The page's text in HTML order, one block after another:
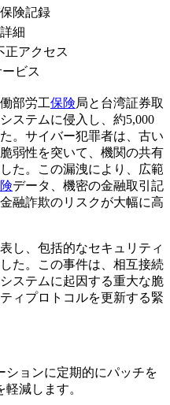
険記録
細
正アクセス
ビス
部労工保険局と台湾証券取
ステムに侵入し、約5,000
。サイバー犯罪者は、古い
弱性を突いて、機関の共有
た。この漏洩により、広範
データ、機密の金融取引記
融詐欺のリスクが大幅に高
し、包括的なセキュリティ
た。この事件は、相互接続
ステムに起因する重大な脆
ィプロトコルを更新する緊
ションに定期的にパッチを
減します。